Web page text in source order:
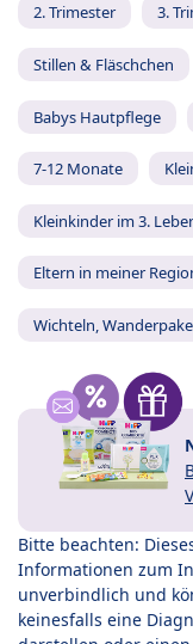
2. Trimester 3.
Stillen & Fläschchen
Babys Hautpflege
7-12 Monate
Kleinkinder im 3.
Eltern in meiner
Wichteln,
Bitte beachten:
Informationen zum
unverbindlich und
keinesfalls eine